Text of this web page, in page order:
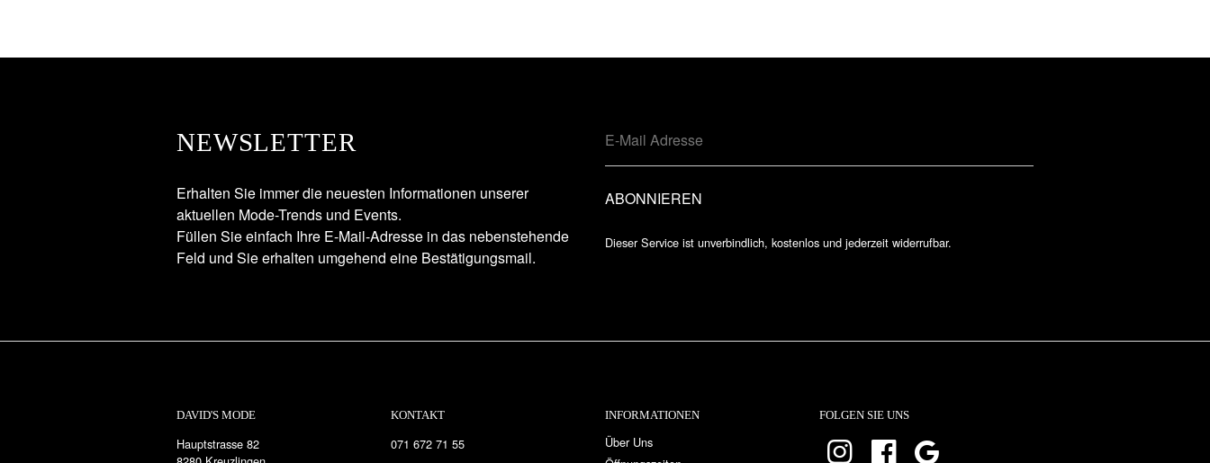
NEWSLETTER
Erhalten Sie immer die neuesten Informationen unserer
aktuellen Mode-Trends und Events.
Füllen Sie einfach Ihre E-Mail-Adresse in das nebenstehende
Feld und Sie erhalten umgehend eine Bestätigungsmail.
Dieser Service ist unverbindlich, kostenlos und jederzeit widerrufbar.
DAVID'S MODE
Hauptstrasse 82
KONTAKT
071 672 71 55
INFORMATIONEN
Über Uns
FOLGEN SIE UNS